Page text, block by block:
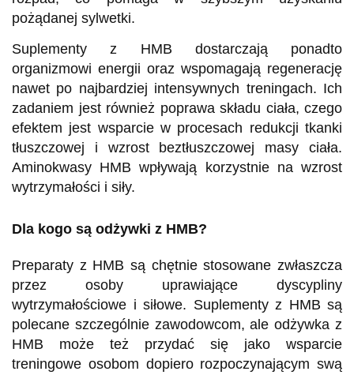
pożądanej sylwetki.
Suplementy z HMB dostarczają ponadto
organizmowi energii oraz wspomagają regenerację
nawet po najbardziej intensywnych treningach. Ich
zadaniem jest również poprawa składu ciała, czego
efektem jest wsparcie w procesach redukcji tkanki
tłuszczowej i wzrost beztłuszczowej masy ciała.
Aminokwasy HMB wpływają korzystnie na wzrost
wytrzymałości i siły.
Dla kogo są odżywki z HMB?
Preparaty z HMB są chętnie stosowane zwłaszcza
przez osoby uprawiające dyscypliny
wytrzymałościowe i siłowe. Suplementy z HMB są
polecane szczególnie zawodowcom, ale odżywka z
HMB może też przydać się jako wsparcie
treningowe osobom dopiero rozpoczynającym swą